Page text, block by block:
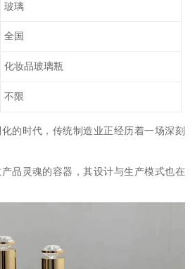
玻璃
全国
化妆品玻璃瓶
不限
的时代，传统制造业正经历着一场深刻
品灵魂的容器，其设计与生产模式也在